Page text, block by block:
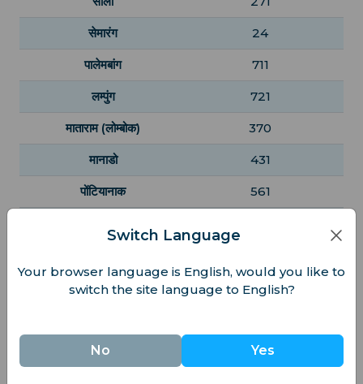
सेमारंग 24
पालेमबांग 711
लम्पुंग 721
माताराम (लोम्बोक) 370
मानाडो 431
पोंटियानाक 561
सुरकार्ता 271
Switch Language
Your browser language is English, would you like to
switch the site language to English?
No Yes